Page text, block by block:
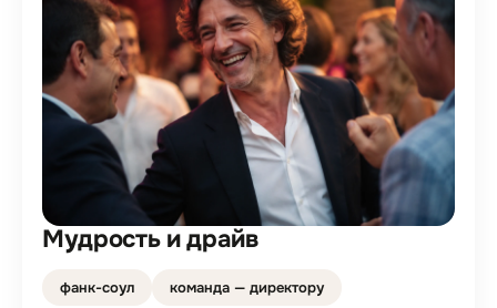
Мудрость и драйв
фанк-соул команда — директору